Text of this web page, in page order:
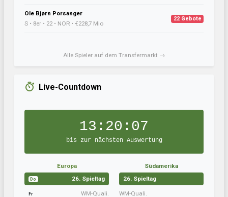
Ole Bjørn Porsanger
S • 8er • 22 • NOR • €228,7 Mio
22 Gebote
Alle Spieler auf dem Transfermarkt →
Live-Countdown
13:20:07
bis zur nächsten Auswertung
Europa
Do 26. Spieltag
Fr WM-Quali.
Südamerika
26. Spieltag
WM-Quali.